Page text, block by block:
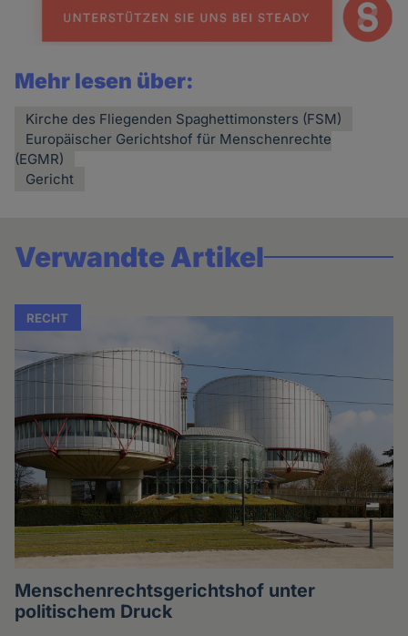
Mehr lesen über:
Kirche des Fliegenden Spaghettimonsters (FSM)
Europäischer Gerichtshof für Menschenrechte
(EGMR)
Gericht
Verwandte Artikel
RECHT
Menschenrechtsgerichtshof unter
politischem Druck